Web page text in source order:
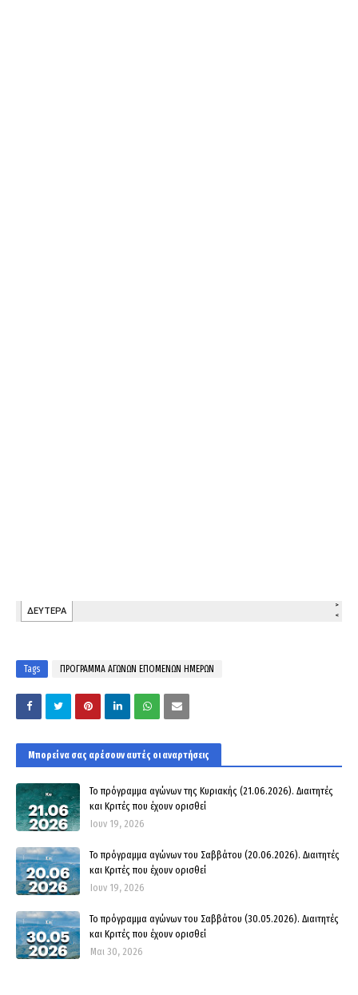
Tags ΠΡΟΓΡΑΜΜΑ ΑΓΩΝΩΝ ΕΠΟΜΕΝΩΝ ΗΜΕΡΩΝ
Μπορεί να σας αρέσουν αυτές οι αναρτήσεις
Το πρόγραμμα αγώνων της Κυριακής (21.06.2026). Διαιτητές
και Κριτές που έχουν ορισθεί
Ιουν 19, 2026
Το πρόγραμμα αγώνων του Σαββάτου (20.06.2026). Διαιτητές
και Kριτές που έχουν ορισθεί
Ιουν 19, 2026
Το πρόγραμμα αγώνων του Σαββάτου (30.05.2026). Διαιτητές
και Kριτές που έχουν ορισθεί
Μαι 30, 2026